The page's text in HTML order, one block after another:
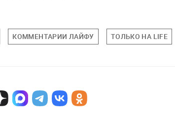
КОММЕНТАРИИ ЛАЙФУ ТОЛЬКО НА LIFE